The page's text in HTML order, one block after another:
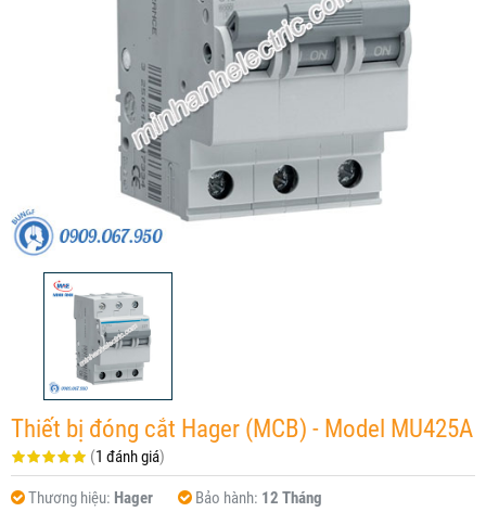
Thiết bị đóng cắt Hager (MCB) - Model MU425A
(1 đánh giá)
Thương hiệu: Hager Bảo hành: 12 Tháng